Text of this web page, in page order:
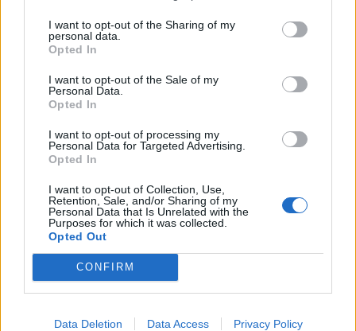
I want to opt-out of the Sharing of my
personal data.
Opted In
I want to opt-out of the Sale of my
Personal Data.
Opted In
I want to opt-out of processing my
Personal Data for Targeted Advertising.
Opted In
I want to opt-out of Collection, Use,
Retention, Sale, and/or Sharing of my
Personal Data that Is Unrelated with the
Purposes for which it was collected.
Opted Out
CONFIRM
Data Deletion Data Access Privacy Policy
Τετάρτη, 8 Ιουνίου 2022 4:14 ΜΜ Ο Πολίτης
Μετά από τρεις -γεμάτες θεατές και αγάπη- παραστάσεις, οι ήρωες
του Δ. Παπαμάρκου και της ομάδας “Σανίδι” των θεατρικών μας…
Μια εκπληκτική θεατρική παράσταση
βασισμένη στο παραμύθι “Η Ποντικίνα η